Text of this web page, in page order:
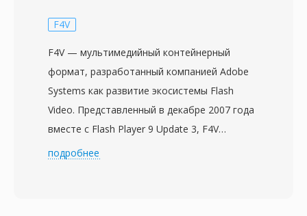
F4V
F4V — мультимедийный контейнерный
формат, разработанный компанией Adobe
Systems как развитие экосистемы Flash
Video. Представленный в декабре 2007 года
вместе с Flash Player 9 Update 3, F4V
основан на ISO base media file format (MPEG-
подробнее